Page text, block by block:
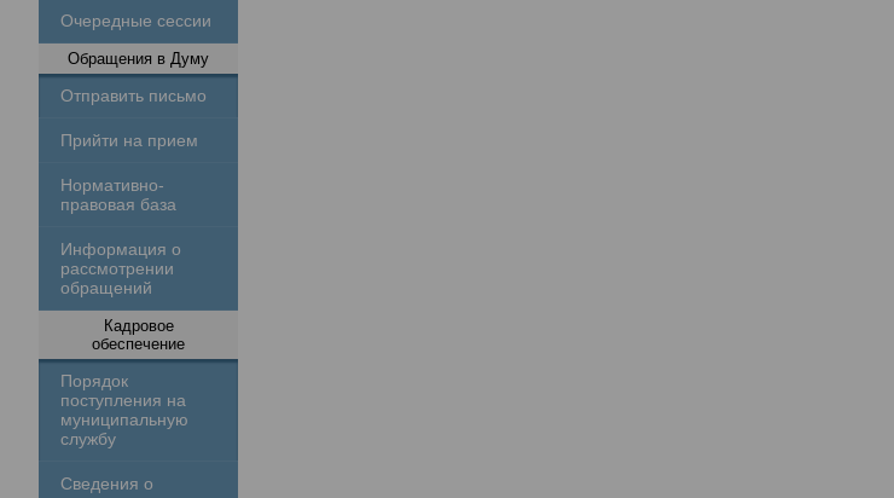
Очередные сессии
Обращения в Думу
Отправить письмо
Прийти на прием
Нормативно-
правовая база
Информация о
рассмотрении
обращений
Кадровое
обеспечение
Порядок
поступления на
муниципальную
службу
Сведения о